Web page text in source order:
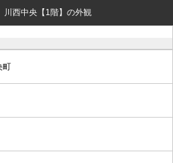
西中央【1階】の外観
町